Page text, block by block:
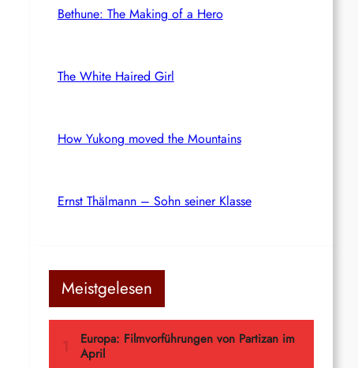
Bethune: The Making of a Hero
The White Haired Girl
How Yukong moved the Mountains
Ernst Thälmann – Sohn seiner Klasse
Meistgelesen